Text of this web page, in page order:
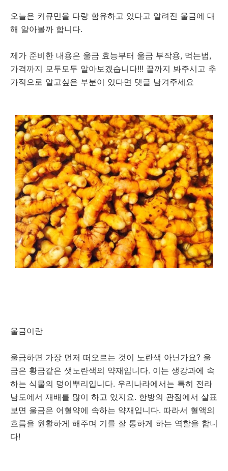
오늘은 커큐민을 다량 함유하고 있다고 알려진 울금에 대
해 알아볼까 합니다.
제가 준비한 내용은 울금 효능부터 울금 부작용, 먹는법,
가격까지 모두모두 알아보겠습니다!!! 끝까지 봐주시고 추
가적으로 알고싶은 부분이 있다면 댓글 남겨주세요
울금이란
울금하면 가장 먼저 떠오르는 것이 노란색 아닌가요? 울
금은 황금같은 샛노란색의 약재입니다. 이는 생강과에 속
하는 식물의 덩이뿌리입니다. 우리나라에서는 특히 전라
남도에서 재배를 많이 하고 있지요. 한방의 관점에서 살표
보면 울금은 어혈약에 속하는 약재입니다. 따라서 혈액의
흐름을 원활하게 해주며 기를 잘 통하게 하는 역할을 합니
다!